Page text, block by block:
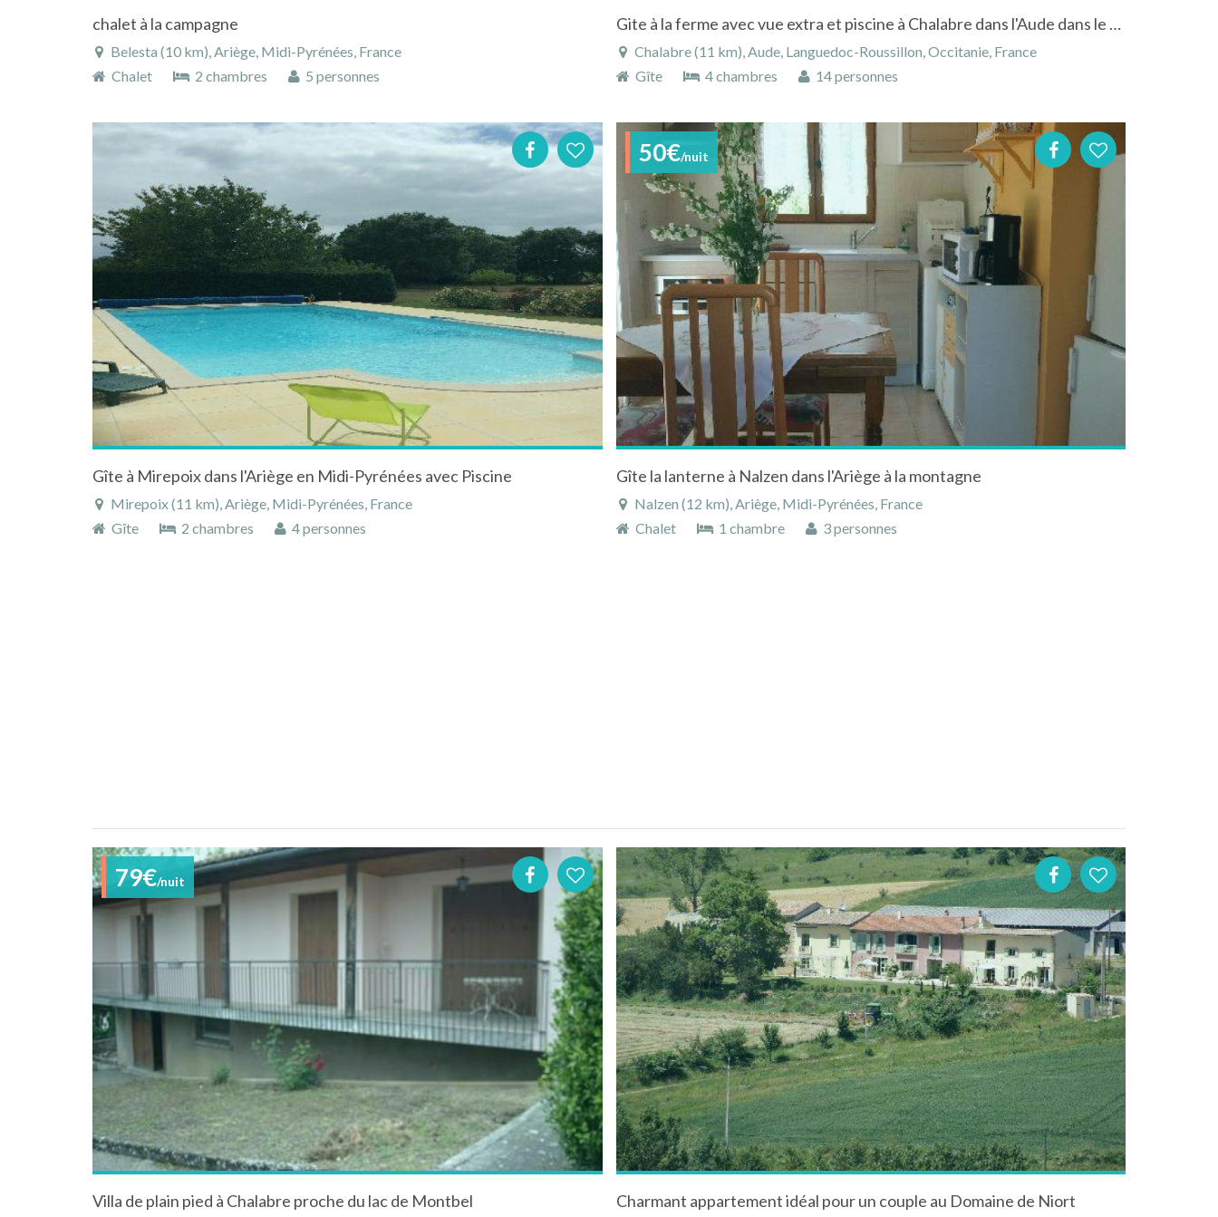
chalet à la campagne
Belesta (10 km), Ariège, Midi-Pyrénées, France
Chalet
2 chambres 5 personnes
Gite à la ferme avec vue extra et piscine à Chalabre dans l'Aude dans le Languedoc-Roussillon
Chalabre (11 km), Aude, Languedoc-Roussillon, Occitanie, France
Gîte
4 chambres 14 personnes
Gîte à Mirepoix dans l'Ariège en Midi-Pyrénées avec Piscine
Mirepoix (11 km), Ariège, Midi-Pyrénées, France
Gîte
2 chambres 4 personnes
50€/nuit
Gîte la lanterne à Nalzen dans l'Ariège à la montagne
Nalzen (12 km), Ariège, Midi-Pyrénées, France
Chalet
1 chambre 3 personnes
79€/nuit
Villa de plain pied à Chalabre proche du lac de Montbel Charmant appartement idéal pour un couple au Domaine de Niort